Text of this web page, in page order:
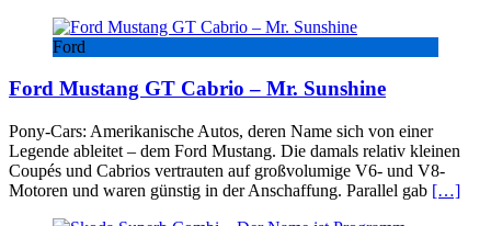
Ford
Ford Mustang GT Cabrio – Mr. Sunshine
Pony-Cars: Amerikanische Autos, deren Name sich von einer
Legende ableitet – dem Ford Mustang. Die damals relativ kleinen
Coupés und Cabrios vertrauten auf großvolumige V6- und V8-
Motoren und waren günstig in der Anschaffung. Parallel gab […]